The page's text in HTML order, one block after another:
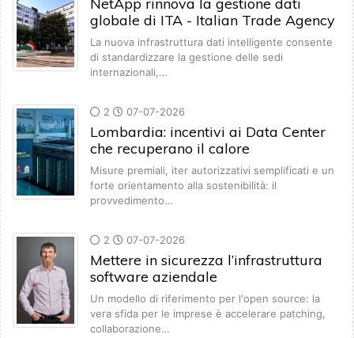
NetApp rinnova la gestione dati
globale di ITA - Italian Trade Agency
La nuova infrastruttura dati intelligente consente
di standardizzare la gestione delle sedi
internazionali,…
2 07-07-2026
Lombardia: incentivi ai Data Center
che recuperano il calore
Misure premiali, iter autorizzativi semplificati e un
forte orientamento alla sostenibilità: il
provvedimento…
2 07-07-2026
Mettere in sicurezza l’infrastruttura
software aziendale
Un modello di riferimento per l'open source: la
vera sfida per le imprese è accelerare patching,
collaborazione…